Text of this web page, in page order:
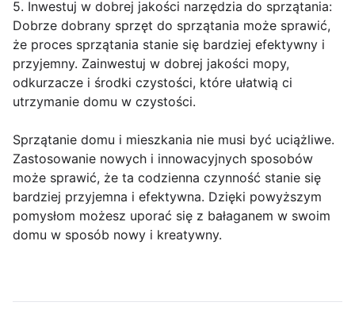
5. Inwestuj w dobrej jakości narzędzia do sprzątania:
Dobrze dobrany sprzęt do sprzątania może sprawić,
że proces sprzątania stanie się bardziej efektywny i
przyjemny. Zainwestuj w dobrej jakości mopy,
odkurzacze i środki czystości, które ułatwią ci
utrzymanie domu w czystości.
Sprzątanie domu i mieszkania nie musi być uciążliwe.
Zastosowanie nowych i innowacyjnych sposobów
może sprawić, że ta codzienna czynność stanie się
bardziej przyjemna i efektywna. Dzięki powyższym
pomysłom możesz uporać się z bałaganem w swoim
domu w sposób nowy i kreatywny.